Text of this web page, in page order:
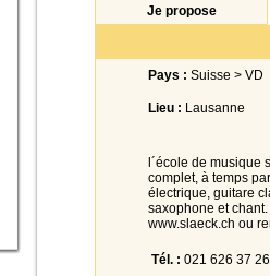
Je propose
Pays : Suisse > VD
Lieu : Lausanne
l´école de musique
complet, à temps
électrique, guitare
saxophone et
www.slaeck.ch ou
Tél. : 021 626 37 26